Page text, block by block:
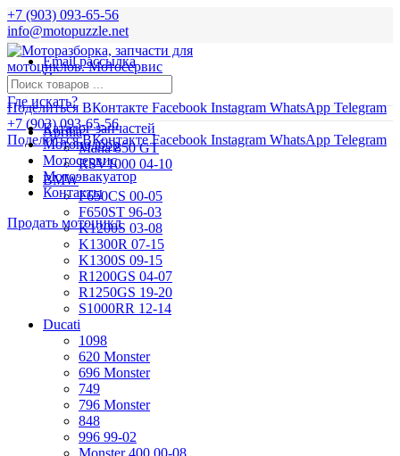
+7 (903) 093-65-56
info@motopuzzle.net
Email рассылка
Новости
Поделиться ВКонтакте Facebook Instagram WhatsApp Telegram
+7 (903) 093-65-56
Поделиться ВКонтакте Facebook Instagram WhatsApp Telegram
Где искать?
Aprilia
Mana 850 GT
RSV1000 04-10
BMW
F650CS 00-05
F650ST 96-03
K1200S 03-08
K1300R 07-15
K1300S 09-15
R1200GS 04-07
R1250GS 19-20
S1000RR 12-14
Ducati
1098
620 Monster
696 Monster
749
796 Monster
848
996 99-02
Monster 400 00-08
Каталог запчастей
Мотоподбор
Мотосервис
Мотоэвакуатор
Контакты
Продать мотоцикл